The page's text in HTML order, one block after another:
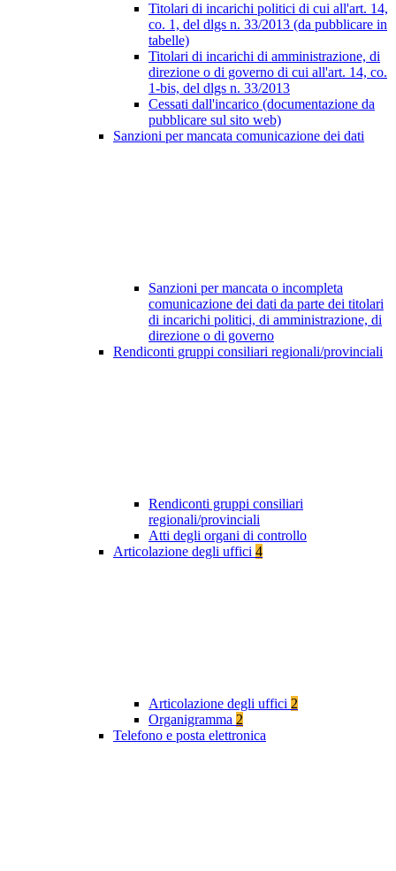
Titolari di incarichi politici di cui all'art. 14,
co. 1, del dlgs n. 33/2013 (da pubblicare in
tabelle)
Titolari di incarichi di amministrazione, di
direzione o di governo di cui all'art. 14, co.
1-bis, del dlgs n. 33/2013
Cessati dall'incarico (documentazione da
pubblicare sul sito web)
Sanzioni per mancata comunicazione dei dati
Sanzioni per mancata o incompleta
comunicazione dei dati da parte dei titolari
di incarichi politici, di amministrazione, di
direzione o di governo
Rendiconti gruppi consiliari regionali/provinciali
Rendiconti gruppi consiliari
regionali/provinciali
Atti degli organi di controllo
Articolazione degli uffici 4
Articolazione degli uffici 2
Organigramma 2
Telefono e posta elettronica